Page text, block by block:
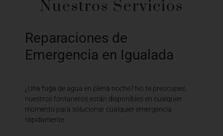
Nuestros Servicios
Reparaciones de
Emergencia en Igualada
¿Una fuga de agua en plena noche? No te preocupes,
nuestros fontaneros están disponibles en cualquier
momento para solucionar cualquier emergencia
rápidamente.